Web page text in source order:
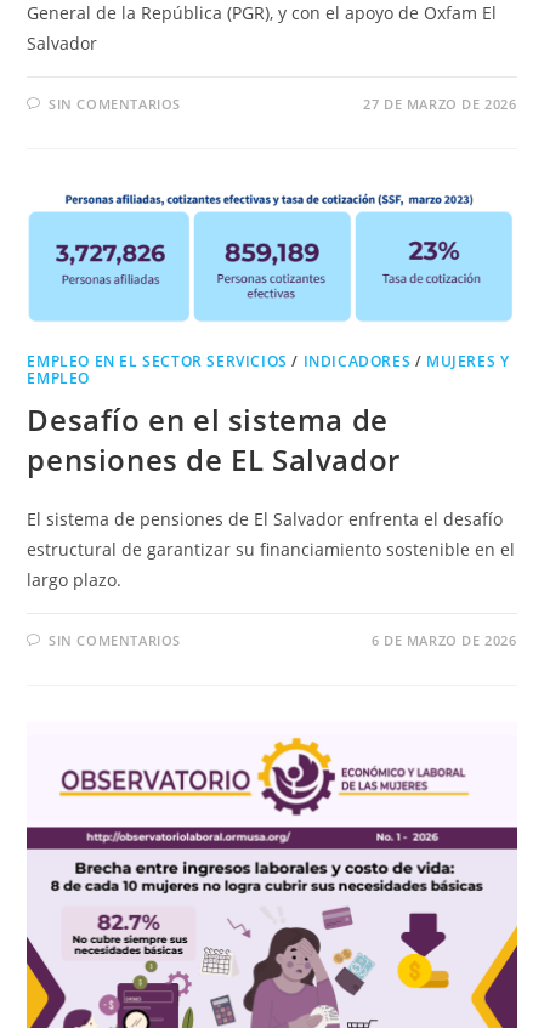
General de la República (PGR), y con el apoyo de Oxfam El
Salvador
SIN COMENTARIOS 27 DE MARZO DE 2026
EMPLEO EN EL SECTOR SERVICIOS / INDICADORES / MUJERES Y
EMPLEO
Desafío en el sistema de
pensiones de EL Salvador
El sistema de pensiones de El Salvador enfrenta el desafío
estructural de garantizar su financiamiento sostenible en el
largo plazo.
SIN COMENTARIOS 6 DE MARZO DE 2026